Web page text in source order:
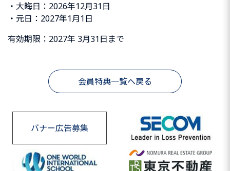
・大晦日：2026年12月31日
・元日：2027年1月1日
有効期限：2027年 3月31日まで
会員特典一覧へ戻る
バナー広告募集